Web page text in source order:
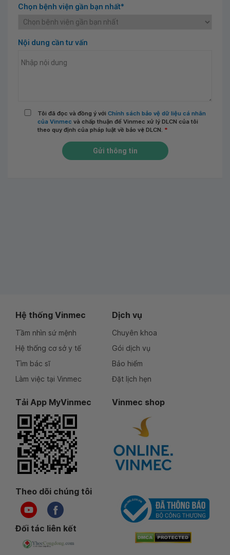
Chọn bệnh viện gần bạn nhất*
Nội dung cần tư vấn
Tôi đã đọc và đồng ý với Chính sách bảo vệ dữ liệu cá nhân
của Vinmec và chấp thuận để Vinmec xử lý DLCN của tôi
theo quy định của pháp luật về bảo vệ DLCN. *
Gửi thông tin
Hệ thống Vinmec
Tầm nhìn sứ mệnh
Hệ thống cơ sở y tế
Tìm bác sĩ
Làm việc tại Vinmec
Dịch vụ
Chuyên khoa
Gói dịch vụ
Bảo hiểm
Đặt lịch hẹn
Tải App MyVinmec Vinmec shop
Theo dõi chúng tôi
Đối tác liên kết